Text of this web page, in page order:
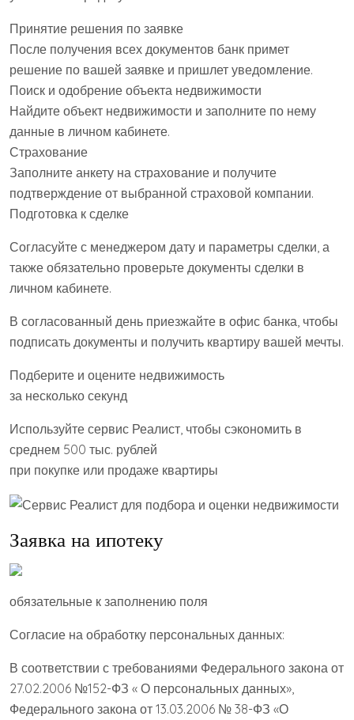
Принятие решения по заявке
После получения всех документов банк примет
решение по вашей заявке и пришлет уведомление.
Поиск и одобрение объекта недвижимости
Найдите объект недвижимости и заполните по нему
данные в личном кабинете.
Страхование
Заполните анкету на страхование и получите
подтверждение от выбранной страховой компании.
Подготовка к сделке
Согласуйте с менеджером дату и параметры сделки, а
также обязательно проверьте документы сделки в
личном кабинете.
В согласованный день приезжайте в офис банка, чтобы
подписать документы и получить квартиру вашей мечты.
Подберите и оцените недвижимость
за несколько секунд
Используйте сервис Реалист, чтобы сэкономить в
среднем 500 тыс. рублей
при покупке или продаже квартиры
Заявка на ипотеку
обязательные к заполнению поля
Согласие на обработку персональных данных:
В соответствии с требованиями Федерального закона от
27.02.2006 №152-ФЗ « О персональных данных»,
Федерального закона от 13.03.2006 № 38-ФЗ «О